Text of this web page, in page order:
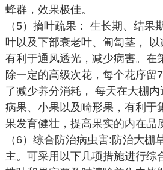
蜂群，效果极佳。
（5）摘叶疏果： 生长期、结果
叶以及下部衰老叶、匍匐茎， 以
有利于通风透光，减少病害。在
除一定的高级次花，每个花序留
了减少养分消耗， 每天在大棚
病果、小果以及畸形果，有利于
果发育健壮，提高果实的内在品
（6）综合防治病虫害:防治大棚
主。可采用以下几项措施进行